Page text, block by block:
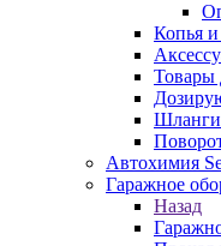
Копья
Товары
Шланги
Автохимия
Гаражное
Назад